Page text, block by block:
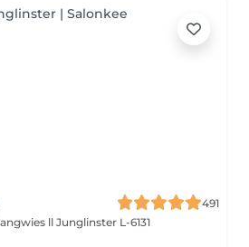
491
ll Junglinster L-6131